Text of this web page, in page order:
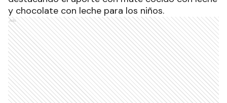
y chocolate con leche para los niños.
Ads